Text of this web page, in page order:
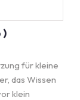
)
für kleine
das Wissen
klein